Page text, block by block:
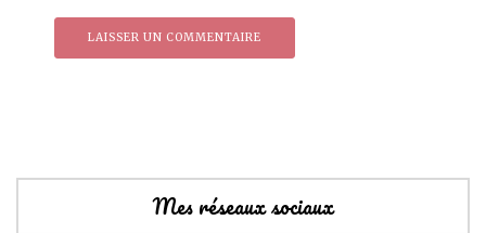
Mes réseaux sociaux